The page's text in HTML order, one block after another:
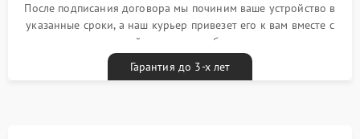
После подписания договора мы починим ваше устройство в
указанные сроки, а наш курьер привезет его к вам вместе с
гарантийным талоном бесплатно
Гарантия до 3-х лет